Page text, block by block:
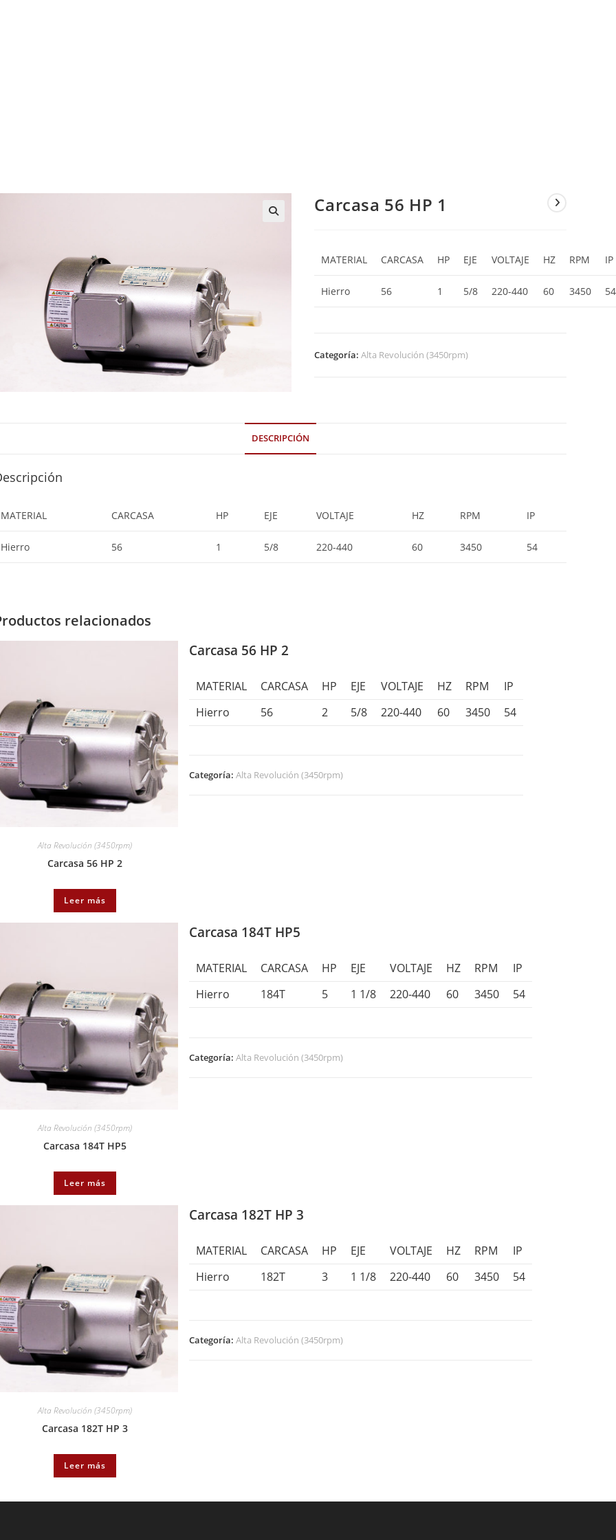
Carcasa 56 HP 1
MATERIAL CARCASA HP EJE VOLTAJE HZ RPM IP
Hierro 56 1 5/8 220-440 60 3450 54
Categoría:Alta Revolución (3450rpm)
DESCRIPCIÓN
MATERIAL CARCASA HP EJE VOLTAJE HZ RPM IP
Hierro 56 1 5/8 220-440 60 3450 54
relacionados
Alta Revolución (3450rpm)
Carcasa 56 HP 2
Leer más
Carcasa 56 HP 2
MATERIAL CARCASA HP EJE VOLTAJE HZ RPM
IP
Hierro
56 2 5/8 220-440 60 3450 54
Categoría:Alta Revolución (3450rpm)
Alta Revolución (3450rpm)
Carcasa 184T HP5
Leer más
Carcasa 184T HP5
MATERIAL CARCASA HP EJE VOLTAJE HZ RPM
IP
Hierro
184T 5 1 1/8 220-440 60 3450 54
Categoría:Alta Revolución (3450rpm)
Alta Revolución (3450rpm)
Carcasa 182T HP 3
Leer más
Carcasa 182T HP 3
MATERIAL CARCASA HP EJE VOLTAJE HZ RPM
IP
Hierro
182T 3 1 1/8 220-440 60 3450 54
Categoría:Alta Revolución (3450rpm)